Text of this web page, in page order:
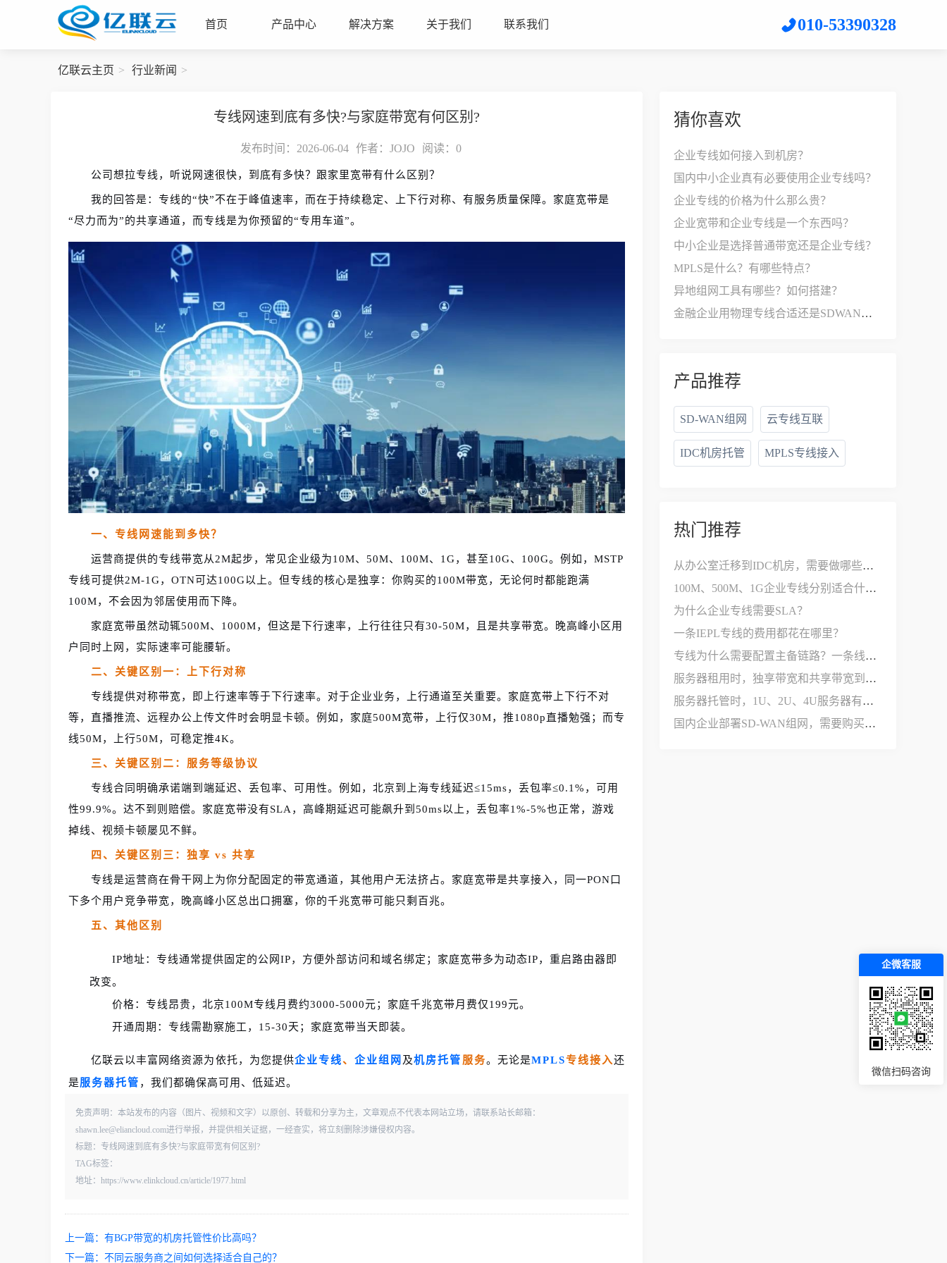
首页 产品中心 解决方案 关于我们 联系我们 010-53390328
亿联云主页 行业新闻
专线网速到底有多快?与家庭带宽有何区别?
发布时间：2026-06-04 作者：JOJO 阅读： 0
公司想拉专线，听说网速很快，到底有多快？跟家里宽带有什么区别？
我的回答是：专线的“快”不在于峰值速率，而在于持续稳定、上下行对称、有服务质量保障。家庭宽带是
“尽力而为”的共享通道，而专线是为你预留的“专用车道”。
一、专线网速能到多快？
运营商提供的专线带宽从2M起步，常见企业级为10M、50M、100M、1G，甚至10G、100G。例如，MSTP
专线可提供2M-1G，OTN可达100G以上。但专线的核心是独享：你购买的100M带宽，无论何时都能跑满
100M，不会因为邻居使用而下降。
家庭宽带虽然动辄500M、1000M，但这是下行速率，上行往往只有30-50M，且是共享带宽。晚高峰小区用
户同时上网，实际速率可能腰斩。
二、关键区别一：上下行对称
专线提供对称带宽，即上行速率等于下行速率。对于企业业务，上行通道至关重要。家庭宽带上下行不对
等，直播推流、远程办公上传文件时会明显卡顿。例如，家庭500M宽带，上行仅30M，推1080p直播勉强；而专
线50M，上行50M，可稳定推4K。
三、关键区别二：服务等级协议
专线合同明确承诺端到端延迟、丢包率、可用性。例如，北京到上海专线延迟≤15ms，丢包率≤0.1%，可用
性99.9%。达不到则赔偿。家庭宽带没有SLA，高峰期延迟可能飙升到50ms以上，丢包率1%-5%也正常，游戏
掉线、视频卡顿屡见不鲜。
四、关键区别三：独享 vs 共享
专线是运营商在骨干网上为你分配固定的带宽通道，其他用户无法挤占。家庭宽带是共享接入，同一PON口
下多个用户竞争带宽，晚高峰小区总出口拥塞，你的千兆宽带可能只剩百兆。
五、其他区别
IP地址：专线通常提供固定的公网IP，方便外部访问和域名绑定；家庭宽带多为动态IP，重启路由器即
改变。
价格：专线昂贵，北京100M专线月费约3000-5000元；家庭千兆宽带月费仅199元。
开通周期：专线需勘察施工，15-30天；家庭宽带当天即装。
亿联云以丰富网络资源为依托，为您提供企业专线、企业组网 及机房托管 服务。无论是MPLS专线接入还
是服务器托管 ，我们都确保高可用、低延迟。
免责声明：本站发布的内容（图片、视频和文字）以原创、转载和分享为主，文章观点不代表本网站立场，请联系站长邮箱：
shawn.lee@eliancloud.com进行举报，并提供相关证据，一经查实，将立刻删除涉嫌侵权内容。
标题：专线网速到底有多快?与家庭带宽有何区别?
TAG标签：
地址：https://www.elinkcloud.cn/article/1977.html
上一篇： 有BGP带宽的机房托管性价比高吗？
下一篇： 不同云服务商之间如何选择适合自己的？
猜你喜欢
企业专线如何接入到机房？
国内中小企业真有必要使用企业专线吗？
企业专线的价格为什么那么贵？
企业宽带和企业专线是一个东西吗？
中小企业是选择普通带宽还是企业专线？
MPLS是什么？有哪些特点？
异地组网工具有哪些？如何搭建？
金融企业用物理专线合适还是SDWAN比较好？
产品推荐
SD-WAN组网 云专线互联
IDC机房托管 MPLS专线接入
热门推荐
从办公室迁移到IDC机房，需要做哪些网络改造？
100M、500M、1G企业专线分别适合什么公司？
为什么企业专线需要SLA？
一条IEPL专线的费用都花在哪里？
专线为什么需要配置主备链路？一条线路不够用吗？
服务器租用时，独享带宽和共享带宽到底有什么区别？
服务器托管时，1U、2U、4U服务器有什么区别？
国内企业部署SD-WAN组网，需要购买哪些设备和服务？
企微客服
微信扫码咨询